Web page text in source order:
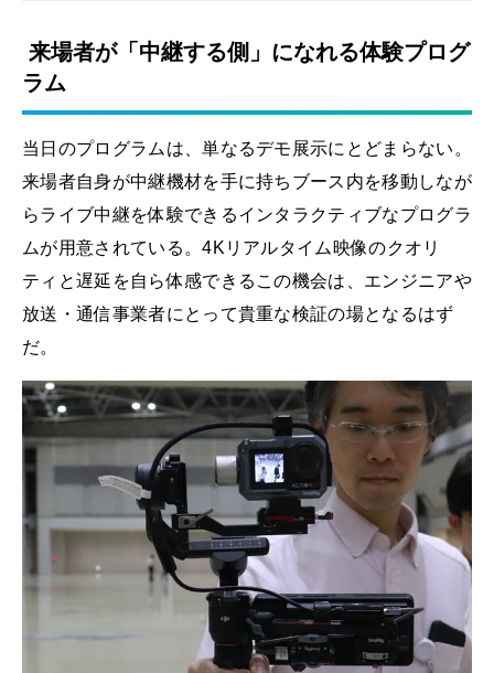
来場者が「中継する側」になれる体験プログ
ラム
当日のプログラムは、単なるデモ展示にとどまらない。
来場者自身が中継機材を手に持ちブース内を移動しなが
らライブ中継を体験できるインタラクティブなプログラ
ムが用意されている。4Kリアルタイム映像のクオリ
ティと遅延を自ら体感できるこの機会は、エンジニアや
放送・通信事業者にとって貴重な検証の場となるはず
だ。